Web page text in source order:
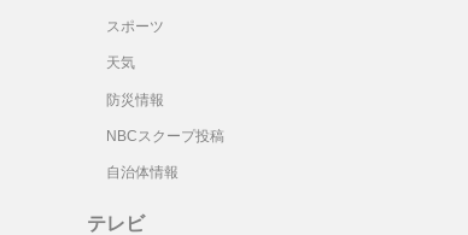
スポーツ
天気
防災情報
NBCスクープ投稿
自治体情報
テレビ